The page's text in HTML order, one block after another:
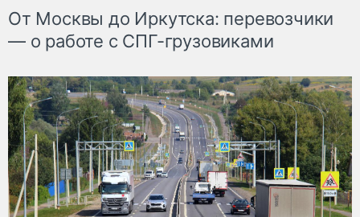
От Москвы до Иркутска: перевозчики
— о работе с СПГ-грузовиками